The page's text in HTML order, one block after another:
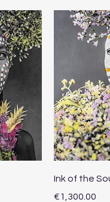
Ink of the
Prix
€1,300.00